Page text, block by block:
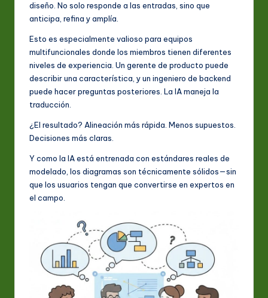
diseño. No solo responde a las entradas, sino que
anticipa, refina y amplía.
Esto es especialmente valioso para equipos
multifuncionales donde los miembros tienen diferentes
niveles de experiencia. Un gerente de producto puede
describir una característica, y un ingeniero de backend
puede hacer preguntas posteriores. La IA maneja la
traducción.
¿El resultado? Alineación más rápida. Menos supuestos.
Decisiones más claras.
Y como la IA está entrenada con estándares reales de
modelado, los diagramas son técnicamente sólidos—sin
que los usuarios tengan que convertirse en expertos en
el campo.